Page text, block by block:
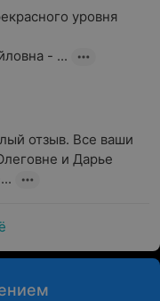
уровня
- ...
отзыв. Все ваши
и Дарье